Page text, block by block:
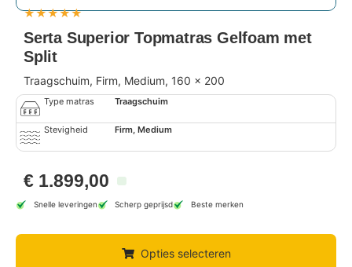
★★★★★
Serta Superior Topmatras Gelfoam met
Split
Traagschuim, Firm, Medium, 160 x 200
Type matras Traagschuim
Stevigheid Firm, Medium
€ 1.899,00
Snelle leveringen Scherp geprijsd Beste merken
Opties selecteren